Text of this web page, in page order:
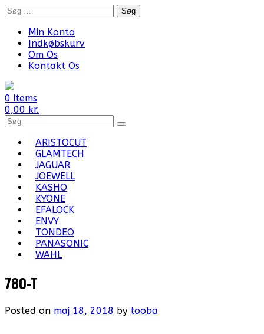
Skip
to
content
Søg
efter:
Min Konto
Indkøbskurv
Om Os
Kontakt Os
0 items
0,00 kr.
Search
for
Products:ARISTOCUT
GLAMTECH
JAGUAR
JOEWELL
KASHO
KYONE
EFALOCK
ENVY
TONDEO
PANASONIC
WAHL
780-T
Posted on maj 18, 2018 by tooba